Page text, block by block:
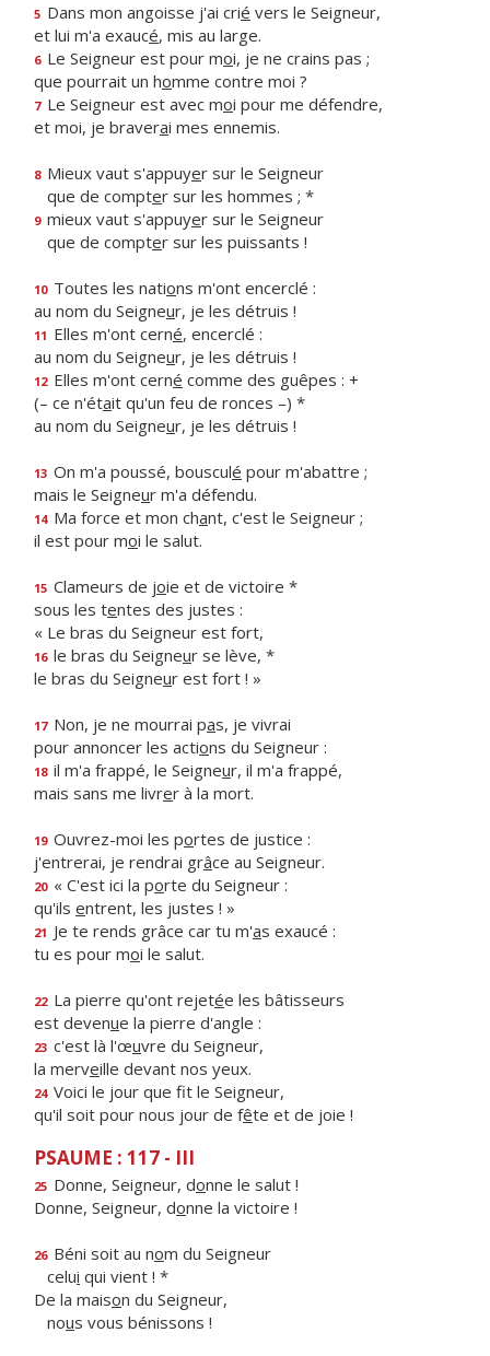
5 Dans mon angoisse j'ai crié vers le Seigneur,
et lui m'a exaucé, mis au large.
6 Le Seigneur est pour moi, je ne crains pas ;
que pourrait un homme contre moi ?
7 Le Seigneur est avec moi pour me défendre,
et moi, je braverai mes ennemis.
8 Mieux vaut s'appuyer sur le Seigneur
que de compter sur les hommes ; *
9 mieux vaut s'appuyer sur le Seigneur
que de compter sur les puissants !
10 Toutes les nations m'ont encerclé :
au nom du Seigneur, je les détruis !
11 Elles m'ont cerné, encerclé :
au nom du Seigneur, je les détruis !
12 Elles m'ont cerné comme des guêpes : +
(– ce n'était qu'un feu de ronces –) *
au nom du Seigneur, je les détruis !
13 On m'a poussé, bousculé pour m'abattre ;
mais le Seigneur m'a défendu.
14 Ma force et mon chant, c'est le Seigneur ;
il est pour moi le salut.
15 Clameurs de joie et de victoire *
sous les tentes des justes :
« Le bras du Seigneur est fort,
16 le bras du Seigneur se lève, *
le bras du Seigneur est fort ! »
17 Non, je ne mourrai pas, je vivrai
pour annoncer les actions du Seigneur :
18 il m'a frappé, le Seigneur, il m'a frappé,
mais sans me livrer à la mort.
19 Ouvrez-moi les portes de justice :
j'entrerai, je rendrai grâce au Seigneur.
20 « C'est ici la porte du Seigneur :
qu'ils entrent, les justes ! »
21 Je te rends grâce car tu m'as exaucé :
tu es pour moi le salut.
22 La pierre qu'ont rejetée les bâtisseurs
est devenue la pierre d'angle :
23 c'est là l'œuvre du Seigneur,
la merveille devant nos yeux.
24 Voici le jour que ft le Seigneur,
qu'il soit pour nous jour de fête et de joie !
PSAUME : 117 - III
25 Donne, Seigneur, donne le salut !
Donne, Seigneur, donne la victoire !
26 Béni soit au nom du Seigneur
celui qui vient ! *
De la maison du Seigneur,
nous vous bénissons !